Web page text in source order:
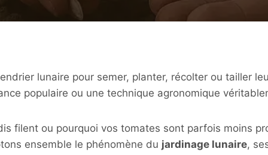
lunaire pour semer, planter, récolter ou tailler
populaire ou une technique agronomique
filent ou pourquoi vos tomates sont parfois moins
ensemble le phénomène du jardinage lunaire,